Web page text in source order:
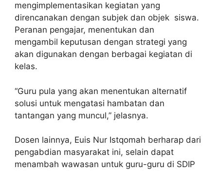
mengimplementasikan kegiatan yang
direncanakan dengan subjek dan objek siswa.
Peranan pengajar, menentukan dan
mengambil keputusan dengan strategi yang
akan digunakan dengan berbagai kegiatan di
kelas.
“Guru pula yang akan menentukan alternatif
solusi untuk mengatasi hambatan dan
tantangan yang muncul,” jelasnya.
Dosen lainnya, Euis Nur Istqomah berharap dari
pengabdian masyarakat ini, selain dapat
menambah wawasan untuk guru-guru di SDIP